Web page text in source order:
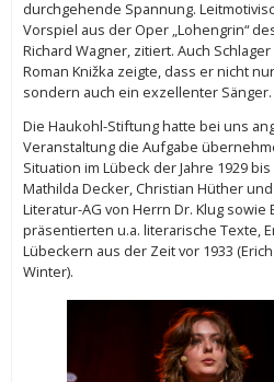
durchgehende Spannung.
Vorspiel aus der Oper „Lohengrin“
Richard Wagner, zitiert. Auch
Roman Knižka zeigte, dass er nicht
sondern auch ein exzellenter Sänger.
Die Haukohl-Stiftung hatte bei uns
Veranstaltung die Aufgabe
Situation im Lübeck der Jahre 1929
Mathilda Decker, Christian Hüther
Literatur-AG von Herrn Dr. Klug sowie
präsentierten u.a. literarische Texte,
Lübeckern aus der Zeit vor 1933
Winter).